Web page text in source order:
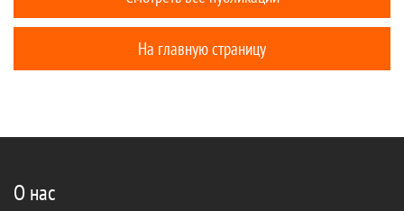
На главную страницу
О нас